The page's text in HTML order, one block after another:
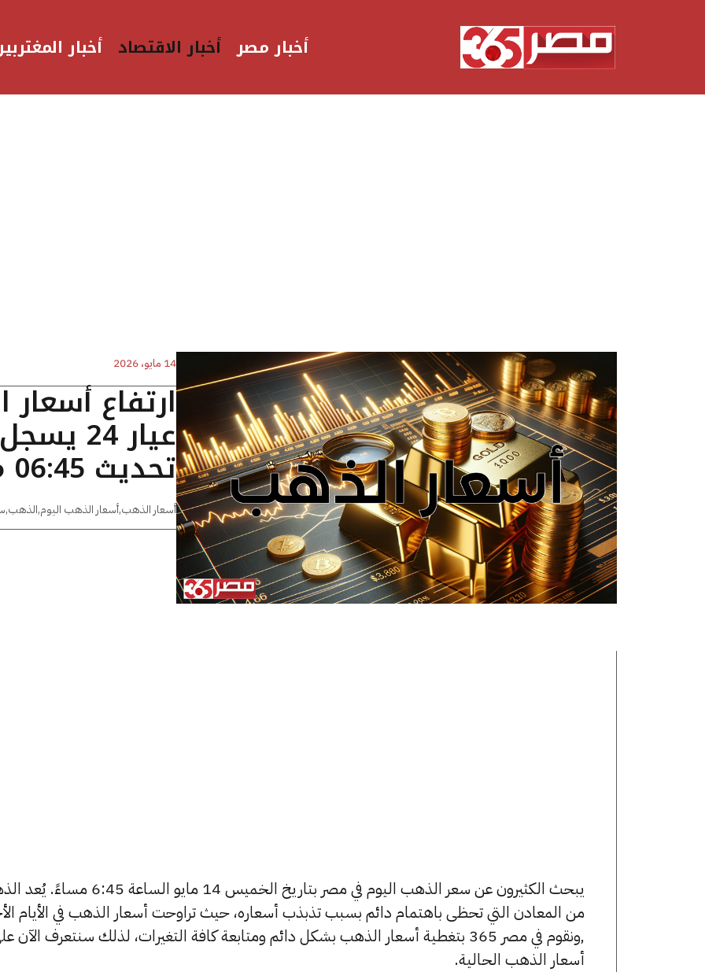
أخبار مصر أخبار الاقتصاد أخبار
14 مايو، 2026
ارتفاع
تحديث 06:45 مساءًا
أسعار الذهب,أسعار الذهب اليوم,الذهب,
يبحث الكثيرون عن سعر الذهب اليوم في مصر بتاريخ الخميس 14 مايو
من المعادن التي تحظى باهتمام دائم بسبب تذبذب أسعاره، حيث تراوحت أسعار الذهب في الأيام
,ونقوم في مصر 365 بتغطية أسعار الذهب بشكل دائم ومتابعة كافة التغيرات، لذلك سنتعرف الآن
أسعار الذهب الحالية.